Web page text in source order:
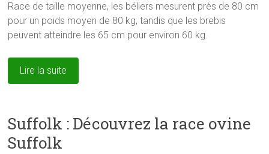
Race de taille moyenne, les béliers mesurent près de 80 cm
pour un poids moyen de 80 kg, tandis que les brebis
peuvent atteindre les 65 cm pour environ 60 kg.
Lire la suite
Suffolk : Découvrez la race ovine
Suffolk